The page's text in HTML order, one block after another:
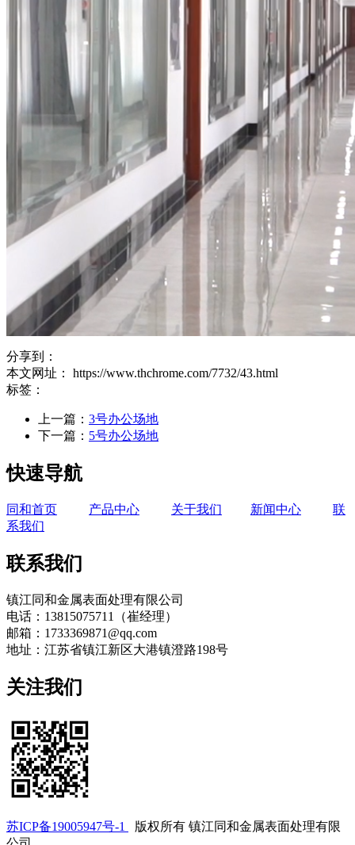
分享到：
本文网址： https://www.thchrome.com/7732/43.html
标签：
上一篇： 3号办公场地
下一篇： 5号办公场地
快速导航
同和首页 产品中心 关于我们 新闻中心
联
系我们
联系我们
镇江同和金属表面处理有限公司
电话：13815075711（崔经理）
邮箱：1733369871@qq.com
地址：江苏省镇江新区大港镇澄路198号
关注我们
苏ICP备19005947号-1
版权所有 镇江同和金属表面处理有限